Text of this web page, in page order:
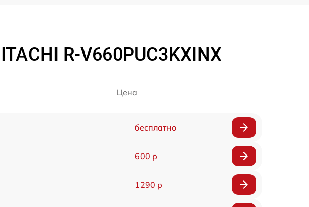
R-V660PUC3KXINX
Цена
бесплатно
600 р
1290 р